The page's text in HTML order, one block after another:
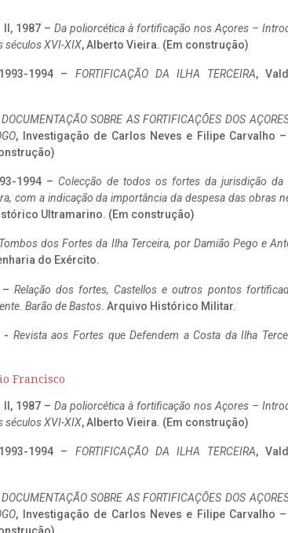
II, 1987 – Da poliorcética à fortificação nos Açores –
séculos XVI-XIX, Alberto Vieira. (Em construção)
1994 – FORTIFICAÇÃO DA ILHA TERCEIRA,
DOCUMENTAÇÃO SOBRE AS FORTIFICAÇÕES DOS
, Investigação de Carlos Neves e Filipe Carvalho
1994 – Colecção de todos os fortes da jurisdição da
com a indicação da importância da despesa das obras
Ultramarino. (Em construção)
Tombos dos Fortes da Ilha Terceira, por Damião Pego e
do Exército.
– Relação dos fortes, Castellos e outros pontos
Barão de Bastos. Arquivo Histórico Militar.
- Revista aos Fortes que Defendem a Costa da Ilha
Francisco
II, 1987 – Da poliorcética à fortificação nos Açores –
séculos XVI-XIX, Alberto Vieira. (Em construção)
1994 – FORTIFICAÇÃO DA ILHA TERCEIRA,
DOCUMENTAÇÃO SOBRE AS FORTIFICAÇÕES DOS
, Investigação de Carlos Neves e Filipe Carvalho